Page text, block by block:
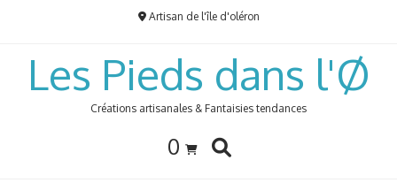
Artisan de l'île d'oléron
Les Pieds dans l'Ø
Créations artisanales & Fantaisies tendances
0